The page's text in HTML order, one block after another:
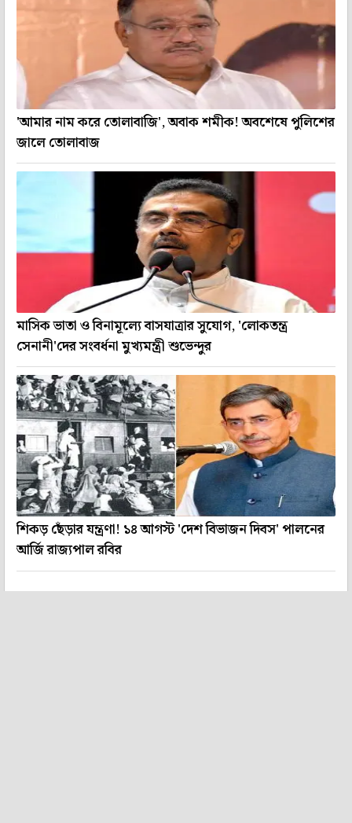
'আমার নাম করে তোলাবাজি', অবাক শমীক! অবশেষে পুলিশের
জালে তোলাবাজ
মাসিক ভাতা ও বিনামূল্যে বাসযাত্রার সুযোগ, 'লোকতন্ত্র
সেনানী'দের সংবর্ধনা মুখ্যমন্ত্রী শুভেন্দুর
শিকড় ছেঁড়ার যন্ত্রণা! ১৪ আগস্ট 'দেশ বিভাজন দিবস' পালনের
আর্জি রাজ্যপাল রবির